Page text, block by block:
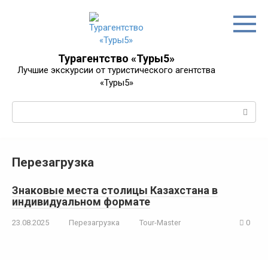
Турагентство «Туры5»
Лучшие экскурсии от туристического агентства
«Туры5»
Перезагрузка
Знаковые места столицы Казахстана в
индивидуальном формате
23.08.2025 Перезагрузка Tour-Master 0